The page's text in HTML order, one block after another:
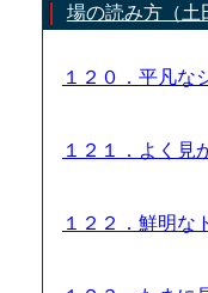
場の読み方（土
１２０．平凡
１２１．よく
１２２．鮮明